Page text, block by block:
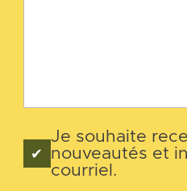
Je souhaite
nouveautés et
courriel.